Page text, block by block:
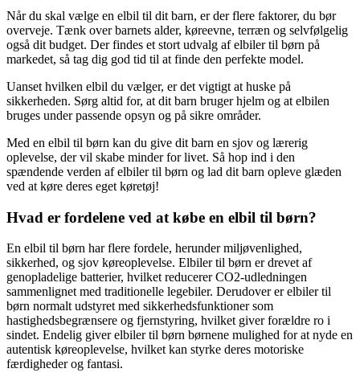
Når du skal vælge en elbil til dit barn, er der flere faktorer, du bør
overveje. Tænk over barnets alder, køreevne, terræn og selvfølgelig
også dit budget. Der findes et stort udvalg af elbiler til børn på
markedet, så tag dig god tid til at finde den perfekte model.
Uanset hvilken elbil du vælger, er det vigtigt at huske på
sikkerheden. Sørg altid for, at dit barn bruger hjelm og at elbilen
bruges under passende opsyn og på sikre områder.
Med en elbil til børn kan du give dit barn en sjov og lærerig
oplevelse, der vil skabe minder for livet. Så hop ind i den
spændende verden af elbiler til børn og lad dit barn opleve glæden
ved at køre deres eget køretøj!
Hvad er fordelene ved at købe en elbil til børn?
En elbil til børn har flere fordele, herunder miljøvenlighed,
sikkerhed, og sjov køreoplevelse. Elbiler til børn er drevet af
genopladelige batterier, hvilket reducerer CO2-udledningen
sammenlignet med traditionelle legebiler. Derudover er elbiler til
børn normalt udstyret med sikkerhedsfunktioner som
hastighedsbegrænsere og fjernstyring, hvilket giver forældre ro i
sindet. Endelig giver elbiler til børn børnene mulighed for at nyde en
autentisk køreoplevelse, hvilket kan styrke deres motoriske
færdigheder og fantasi.